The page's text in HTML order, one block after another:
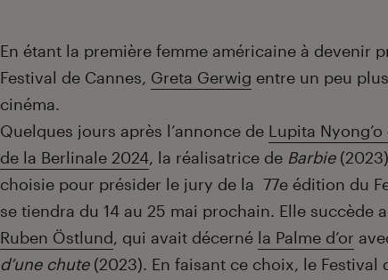
Introduction
En étant la première femme américaine à devenir
Festival de Cannes, Greta Gerwig entre un peu
cinéma.
Quelques jours après l’annonce de Lupita
de la Berlinale 2024, la réalisatrice de Barbie
choisie pour présider le jury de la 77e édition du
se tiendra du 14 au 25 mai prochain. Elle succède
Ruben Östlund, qui avait décerné la Palme d’or
d’une chute(2023). En faisant ce choix, le Festival